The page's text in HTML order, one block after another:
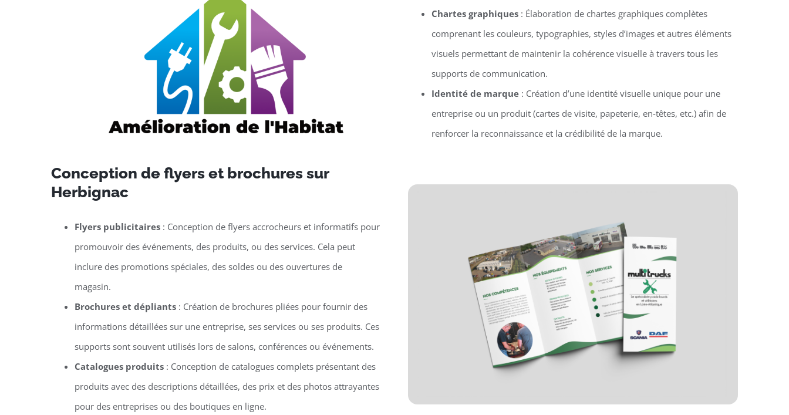
Chartes graphiques : Élaboration de chartes graphiques complètes
comprenant les couleurs, typographies, styles d’images et autres éléments
visuels permettant de maintenir la cohérence visuelle à travers tous les
supports de communication.
Identité de marque : Création d’une identité visuelle unique pour une
entreprise ou un produit (cartes de visite, papeterie, en-têtes, etc.) afin de
renforcer la reconnaissance et la crédibilité de la marque.
Conception de flyers et brochures sur
Herbignac
Flyers publicitaires: Conception de flyers accrocheurs et informatifs pour
promouvoir des événements, des produits, ou des services. Cela peut
inclure des promotions spéciales, des soldes ou des ouvertures de
magasin.
Brochures et dépliants: Création de brochures pliées pour fournir des
informations détaillées sur une entreprise, ses services ou ses produits. Ces
supports sont souvent utilisés lors de salons, conférences ou événements.
Catalogues produits: Conception de catalogues complets présentant des
produits avec des descriptions détaillées, des prix et des photos attrayantes
pour des entreprises ou des boutiques en ligne.